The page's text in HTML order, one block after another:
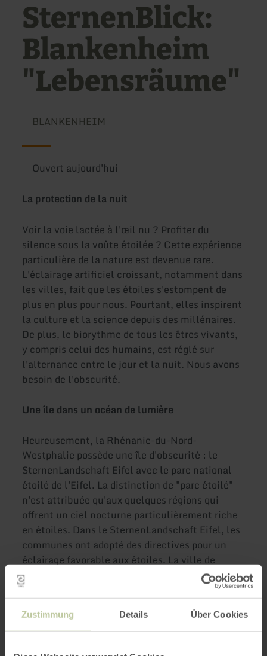
Zustimmung Details Über Cookies
SternenBlick:
Blankenheim
"Lebensräume"
BLANKENHEIM
Ouvert aujourd'hui
La protection de la nuit
Voir la voie lactée à l'œil nu ? Profiter du
silence sous la voûte étoilée ? Cette expérience
particulière de la nature est devenue rare.
L'éclairage artificiel croissant, notamment dans
les villes, fait que les étoiles s'estompent de
plus en plus pour nous. Pourtant, elles inspirent
la culture et la science depuis des millénaires.
De plus, le biorythme de tous les êtres vivants,
y compris celui des humains, est réglé sur
l'alternance entre le jour et la nuit. Nous avons
besoin de l'obscurité.
Une île dans un océan de lumière
Heureusement, la Rhénanie-du-Nord-
Westphalie possède une île d'obscurité : le
SternenLandschaft Eifel avec le parc national
étoilé de l'Eifel. La distinction de "parc étoilé"
n'est attribuée qu'aux quelques régions qui
offrent un ciel nocturne particulièrement riche
en étoiles. Dans le SternenLandschaft Eifel, les
communes ont adopté des directives pour un
éclairage favorable aux étoiles. La ville de
Schleiden en fait également partie. Cela
garantit également à l'avenir la vue sur
Vivre la nuit : SternenBlicke